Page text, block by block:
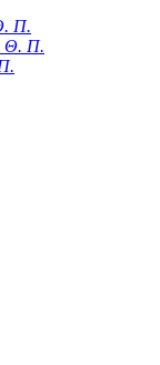
Π.
Θ. Π.